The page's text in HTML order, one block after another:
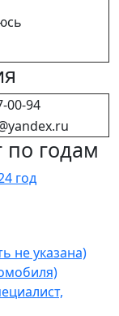
00-94
по годам
год
не указана)